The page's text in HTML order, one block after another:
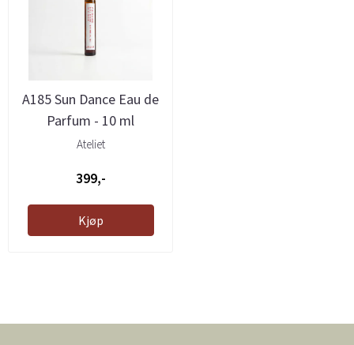
A185 Sun Dance Eau de
Parfum - 10 ml
Ateliet
399,-
Kjøp